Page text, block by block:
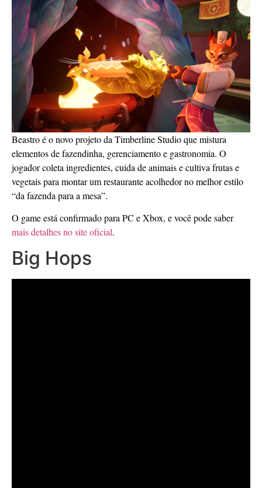
Beastro é o novo projeto da Timberline Studio que mistura
elementos de fazendinha, gerenciamento e gastronomia. O
jogador coleta ingredientes, cuida de animais e cultiva frutas e
vegetais para montar um restaurante acolhedor no melhor estilo
“da fazenda para a mesa”.
O game está confirmado para PC e Xbox, e você pode saber
mais detalhes no site oficial.
Big Hops